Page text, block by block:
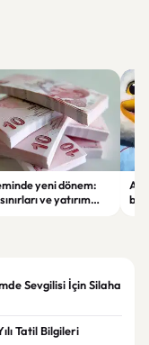
yeni dönem:
ve yatırım
Sevgilisi İçin Silaha
Tatil Bilgileri